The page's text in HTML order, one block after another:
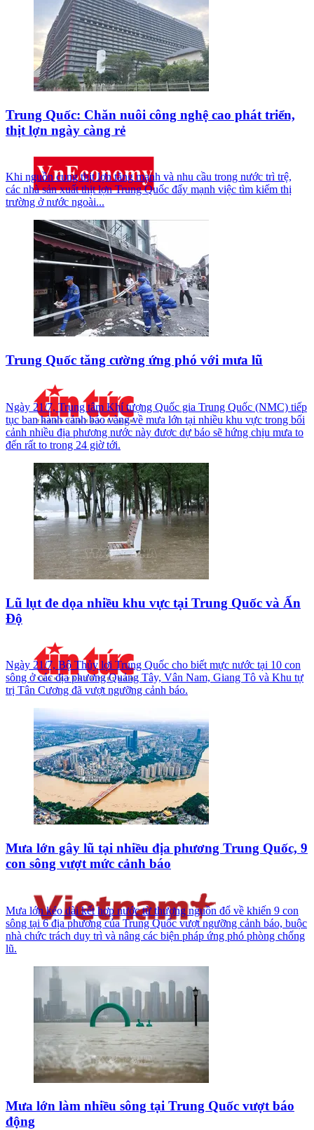
Trung Quốc: Chăn nuôi công nghệ cao phát triển,
thịt lợn ngày càng rẻ
Khi nguồn cung thịt lợn tăng mạnh và nhu cầu trong nước trì trệ,
các nhà sản xuất thịt lợn Trung Quốc đẩy mạnh việc tìm kiếm thị
trường ở nước ngoài...
Trung Quốc tăng cường ứng phó với mưa lũ
Ngày 21/7, Trung tâm Khí tượng Quốc gia Trung Quốc (NMC) tiếp
tục ban hành cảnh báo vàng về mưa lớn tại nhiều khu vực trong bối
cảnh nhiều địa phương nước này được dự báo sẽ hứng chịu mưa to
đến rất to trong 24 giờ tới.
Lũ lụt đe dọa nhiều khu vực tại Trung Quốc và Ấn
Độ
Ngày 21/7, Bộ Thủy lợi Trung Quốc cho biết mực nước tại 10 con
sông ở các địa phương Quảng Tây, Vân Nam, Giang Tô và Khu tự
trị Tân Cương đã vượt ngưỡng cảnh báo.
Mưa lớn gây lũ tại nhiều địa phương Trung Quốc, 9
con sông vượt mức cảnh báo
Mưa lớn kéo dài kết hợp nước từ thượng nguồn đổ về khiến 9 con
sông tại 6 địa phương của Trung Quốc vượt ngưỡng cảnh báo, buộc
nhà chức trách duy trì và nâng các biện pháp ứng phó phòng chống
lũ.
Mưa lớn làm nhiều sông tại Trung Quốc vượt báo
động